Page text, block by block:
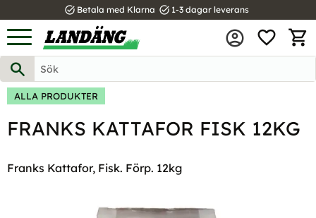
Meny
task_alt Betala med Klarna task_alt 1-3 dagar leverans
ALLA PRODUKTER
FRANKS KATTAFOR FISK 12KG
Franks Kattafor, Fisk. Förp. 12kg